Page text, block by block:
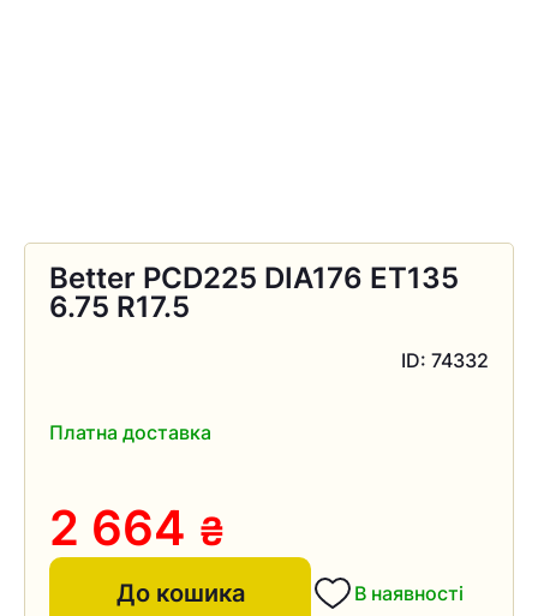
Better PCD225 DIA176 ET135
6.75 R17.5
ID: 74332
Платна доставка
2 664 ₴
До кошика В наявності